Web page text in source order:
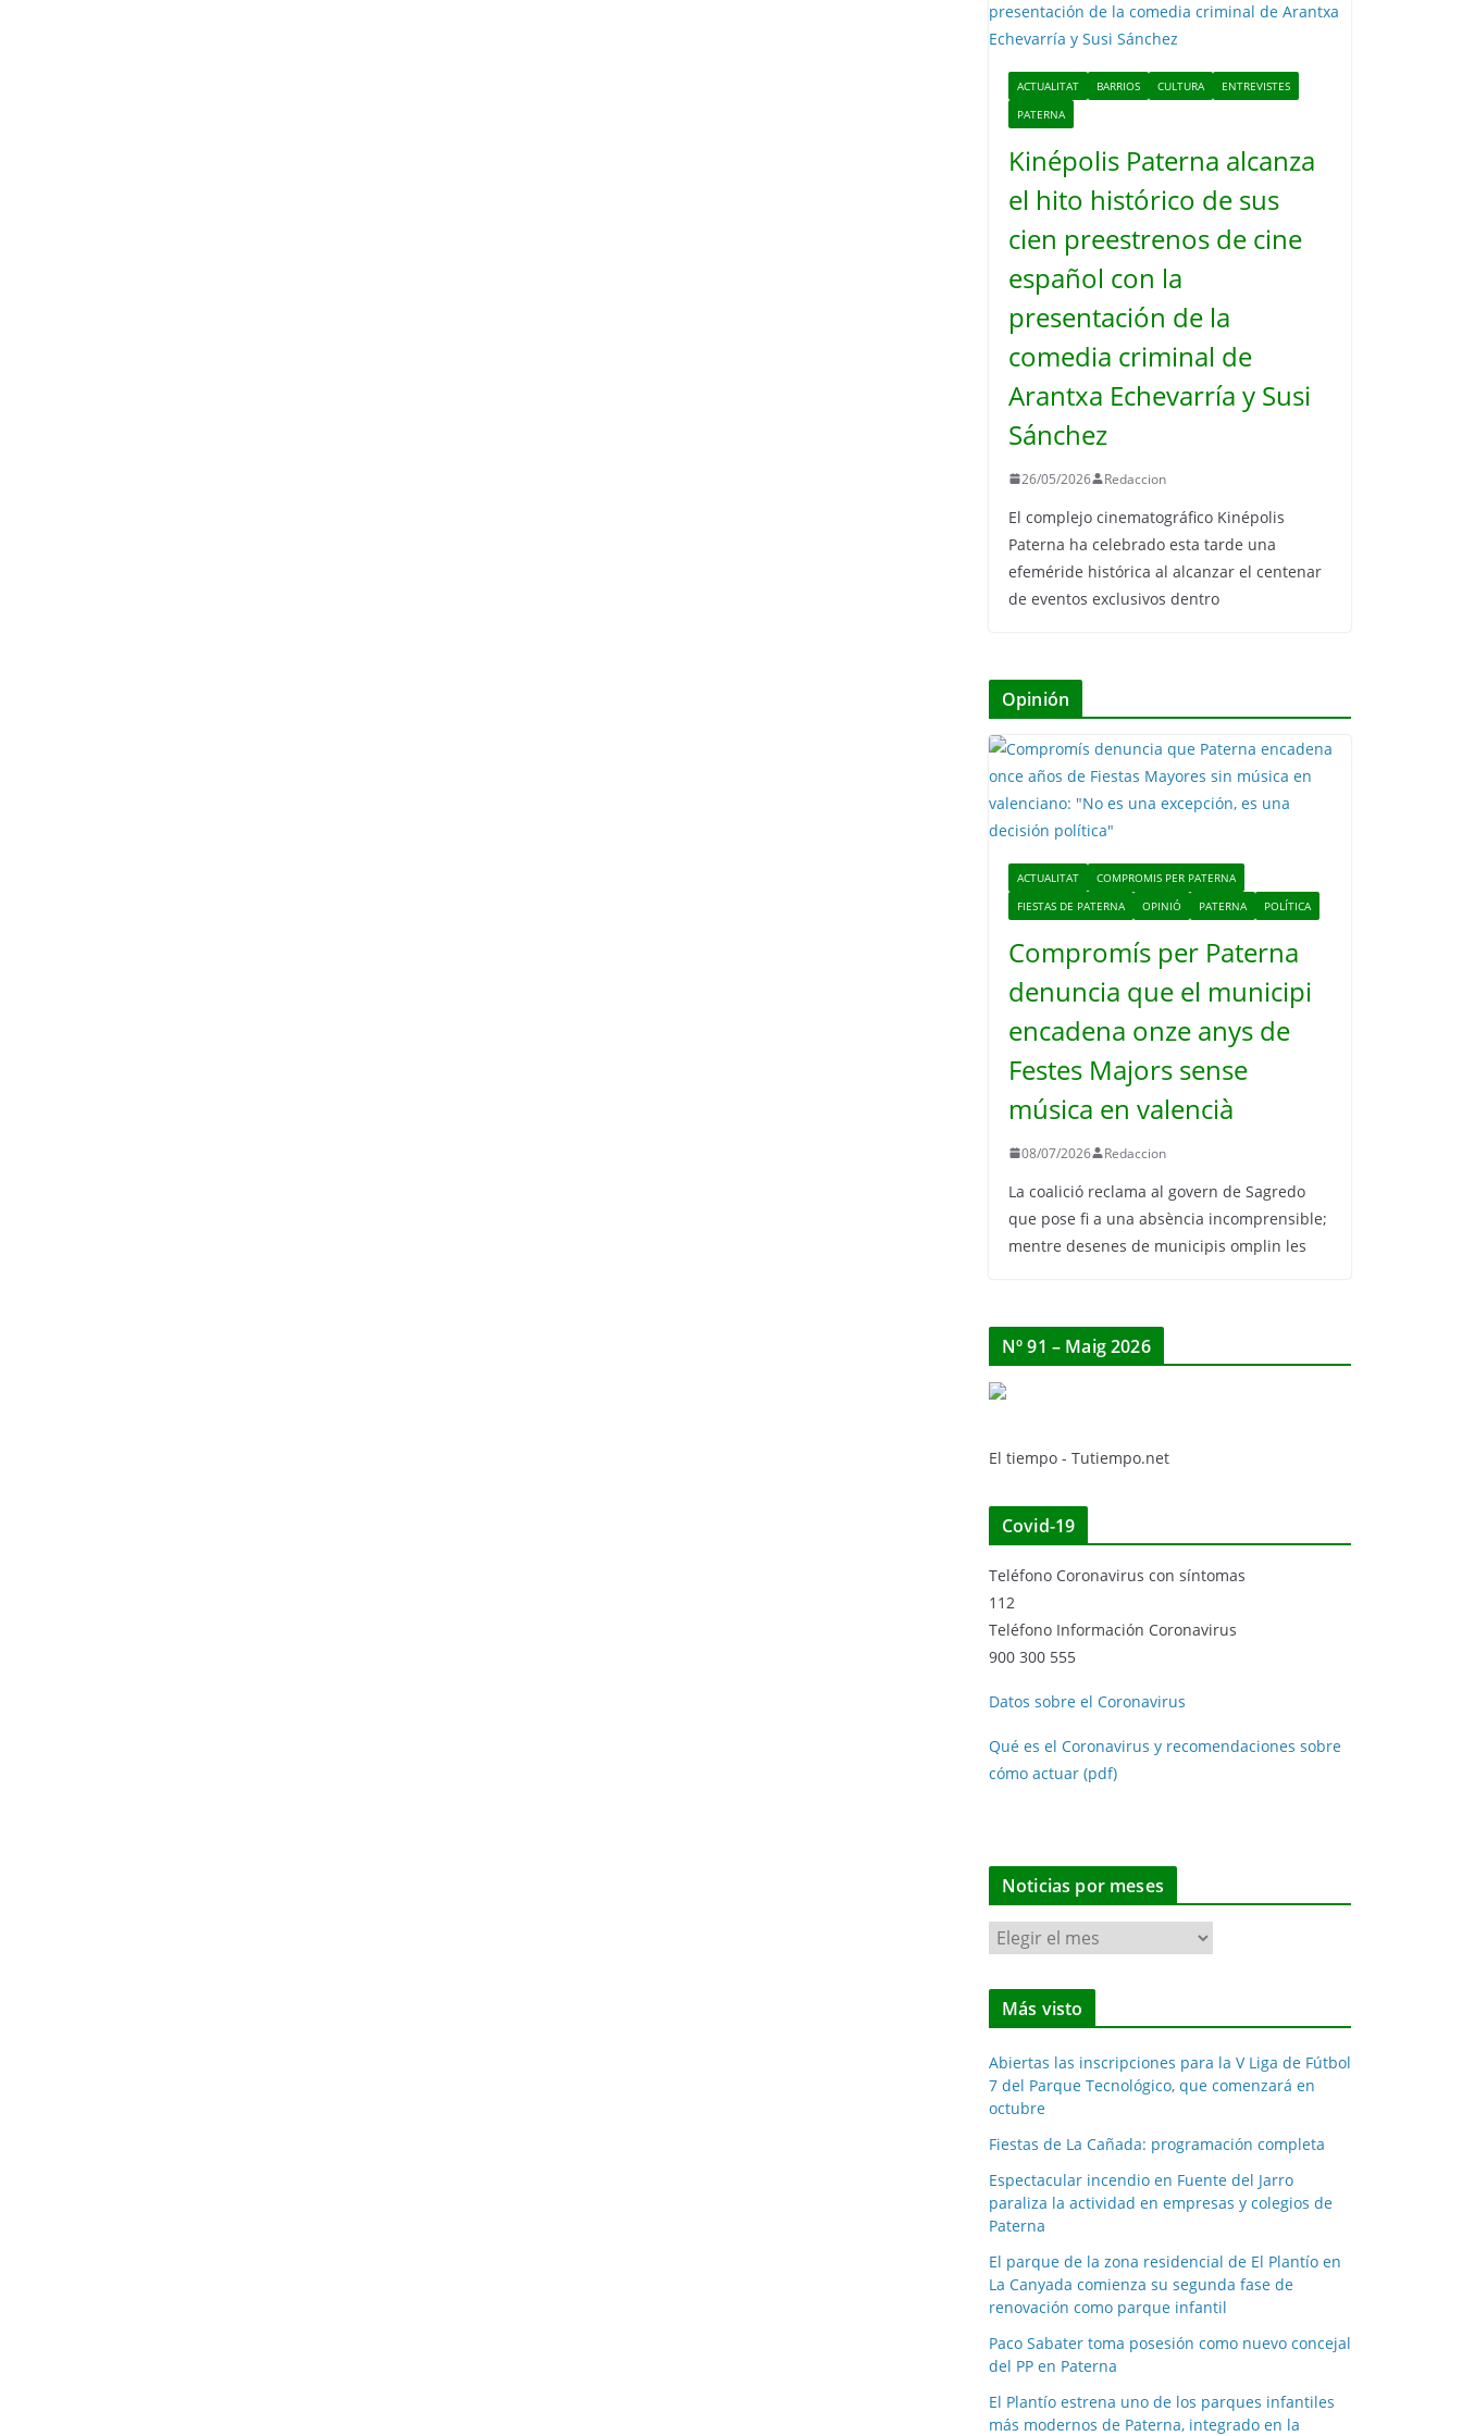
ACTUALITAT BARRIOS CULTURA
ENTREVISTES
PATERNA
Kinépolis Paterna alcanza
el hito histórico de sus
cien preestrenos de cine
español con la
presentación de la
comedia criminal de
Arantxa Echevarría y Susi
Sánchez
26/05/2026 Redaccion
El complejo cinematográfico Kinépolis
Paterna ha celebrado esta tarde una
efeméride histórica al alcanzar el centenar
de eventos exclusivos dentro
Opinión
ACTUALITAT
COMPROMIS PER PATERNA
FIESTAS DE PATERNA
OPINIÓ PATERNA POLÍTICA
Compromís per Paterna
denuncia que el municipi
encadena onze anys de
Festes Majors sense
música en valencià
08/07/2026 Redaccion
La coalició reclama al govern de Sagredo
que pose fi a una absència incomprensible;
mentre desenes de municipis omplin les
Nº 91 – Maig 2026
El tiempo - Tutiempo.net
Covid-19
Teléfono Coronavirus con síntomas
112
Teléfono Información Coronavirus
900 300 555
Datos sobre el Coronavirus
Qué es el Coronavirus y recomendaciones sobre
cómo actuar (pdf)
Noticias por meses
N
o
t
i
a
p
o
r
m
e
s
e
s
Más visto
Abiertas las inscripciones para la V Liga de Fútbol
7 del Parque Tecnológico, que comenzará en
octubre
Fiestas de La Cañada: programación completa
Espectacular incendio en Fuente del Jarro
paraliza la actividad en empresas y colegios de
Paterna
El parque de la zona residencial de El Plantío en
La Canyada comienza su segunda fase de
renovación como parque infantil
Paco Sabater toma posesión como nuevo concejal
del PP en Paterna
El Plantío estrena uno de los parques infantiles
más modernos de Paterna, integrado en la